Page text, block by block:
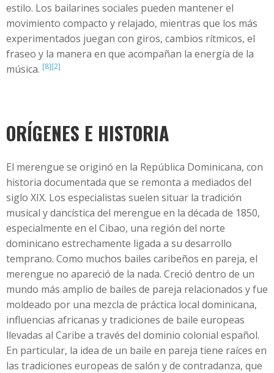
estilo. Los bailarines sociales pueden mantener el
movimiento compacto y relajado, mientras que los más
experimentados juegan con giros, cambios rítmicos, el
fraseo y la manera en que acompañan la energía de la
música. [8][2]
ORÍGENES E HISTORIA
El merengue se originó en la República Dominicana, con
historia documentada que se remonta a mediados del
siglo XIX. Los especialistas suelen situar la tradición
musical y dancística del merengue en la década de 1850,
especialmente en el Cibao, una región del norte
dominicano estrechamente ligada a su desarrollo
temprano. Como muchos bailes caribeños en pareja, el
merengue no apareció de la nada. Creció dentro de un
mundo más amplio de bailes de pareja relacionados y fue
moldeado por una mezcla de práctica local dominicana,
influencias africanas y tradiciones de baile europeas
llevadas al Caribe a través del dominio colonial español.
En particular, la idea de un baile en pareja tiene raíces en
las tradiciones europeas de salón y de contradanza, que